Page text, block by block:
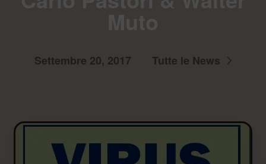
Settembre 20, 2017 Tutte le News